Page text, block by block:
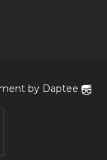
by Daptee